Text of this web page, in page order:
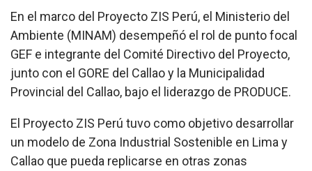
En el marco del Proyecto ZIS Perú, el Ministerio del
Ambiente (MINAM) desempeñó el rol de punto focal
GEF e integrante del Comité Directivo del Proyecto,
junto con el GORE del Callao y la Municipalidad
Provincial del Callao, bajo el liderazgo de PRODUCE.
El Proyecto ZIS Perú tuvo como objetivo desarrollar
un modelo de Zona Industrial Sostenible en Lima y
Callao que pueda replicarse en otras zonas